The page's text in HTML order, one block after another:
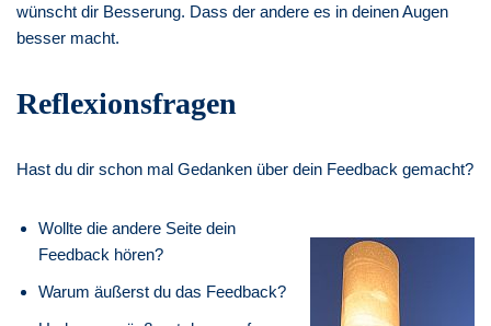
wünscht dir Besserung. Dass der andere es in deinen Augen
besser macht.
Reflexionsfragen
Hast du dir schon mal Gedanken über dein Feedback gemacht?
Wollte die andere Seite dein
Feedback hören?
Warum äußerst du das Feedback?